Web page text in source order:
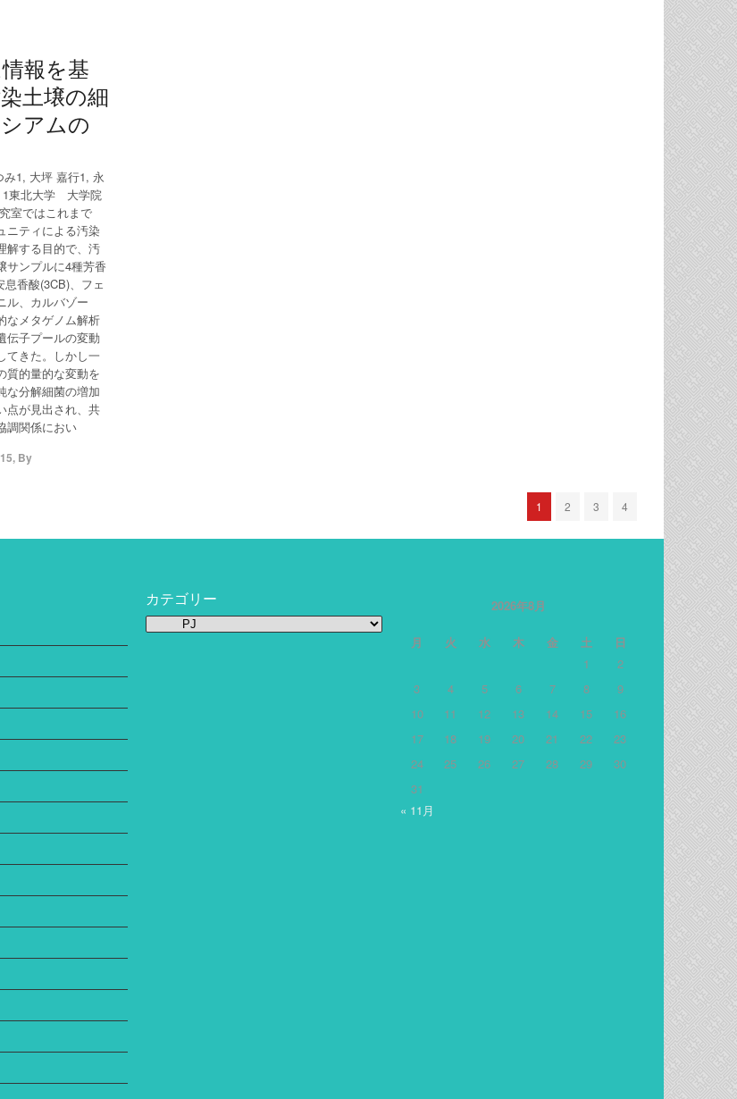
報を基
土壌の細
アムの
1, 大坪 嘉行1, 永
1東北大学 大学院
室ではこれまで
ニティによる汚染
解する目的で、汚
サンプルに4種芳香
香酸(3CB)、フェ
ル、カルバゾー
なメタゲノム解析
伝子プールの変動
てきた。しかし一
質的量的な変動を
な分解細菌の増加
点が見出され、共
調関係におい
, By
1 2 3 4
カテゴリー
カ
2026年8月
月 火 水 木 金 土
日
1
2
3
4 5 6 7 8
9
10
11 12 13 14 15
16
17
18 19 20 21 22
23
24
25 26 27 28 29
30
31
« 11月